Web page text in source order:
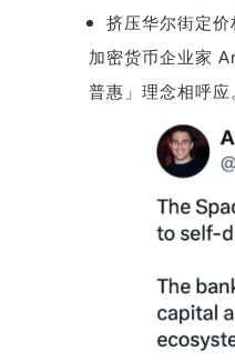
挤压华尔街定价
加密货币企业家
普惠」理念相呼应